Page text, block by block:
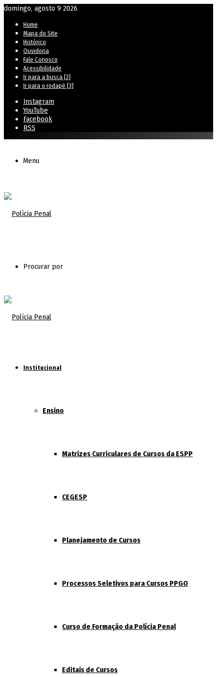
domingo, agosto 9 2026
Home
Mapa do Site
Histórico
Ouvidoria
Fale Conosco
Acessibilidade
Ir para a busca [2]
Ir para o rodapé [3]
Instagram
YouTube
Facebook
RSS
Menu
Procurar por
Institucional
Ensino
Matrizes Curriculares de Cursos da ESPP
CEGESP
Planejamento de Cursos
Processos Seletivos para Cursos PPGO
Curso de Formação da Polícia Penal
Editais de Cursos